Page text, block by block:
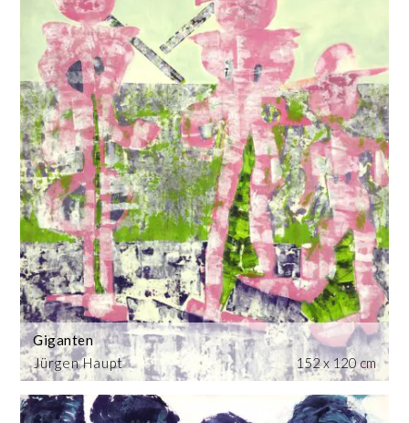
Jürgen Haupt
Giganten
152 x 120 cm